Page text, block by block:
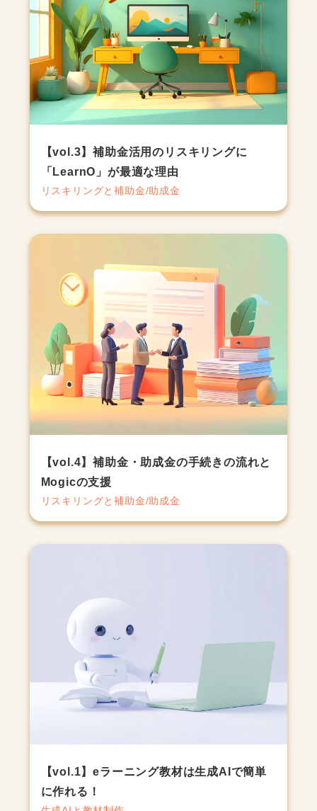
【vol.3】補助金活用のリスキリングに
「LearnO」が最適な理由
リスキリングと補助金/助成金
【vol.4】補助金・助成金の手続きの流れと
Mogicの支援
リスキリングと補助金/助成金
【vol.1】eラーニング教材は生成AIで簡単
に作れる！